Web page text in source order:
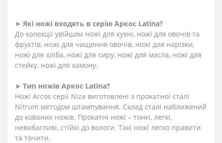
➤ Які ножі входять в серію Аркос Latina?
До колекції увійшли ножі для кухні, ножі для овочів та
фруктів, ножі для чищення овочів, ножі для нарізки,
ножі для хліба, ножі для сиру, ножі для масла, ножі для
стейку, ножі для хамону.
➤ Тип ножів Аркос Latina?
Ножі Arcos серії Niza виготовлені з прокатної сталі
Nitrum методом штампування. Склад сталі наближений
до кованих ножів. Прокатні ножі – тонкі, легкі,
невибагливі, стійкі до вологи. Такі ножі легко правити
та точити.